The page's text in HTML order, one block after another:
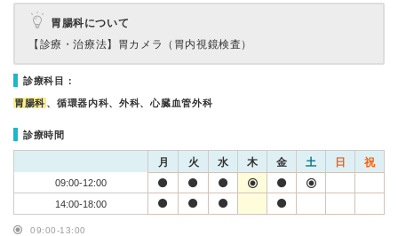
胃腸科について
【診療・治療法】 胃カメラ（胃内視鏡検査）
診療科目：
胃腸科 、循環器内科、外科、心臓血管外科
診療時間
月 火 水 木 金 土 日 祝
09:00-12:00
14:00-18:00
09:00-13:00